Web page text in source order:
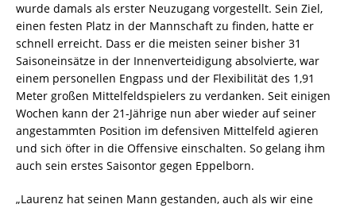
wurde damals als erster Neuzugang vorgestellt. Sein Ziel,
einen festen Platz in der Mannschaft zu finden, hatte er
schnell erreicht. Dass er die meisten seiner bisher 31
Saisoneinsätze in der Innenverteidigung absolvierte, war
einem personellen Engpass und der Flexibilität des 1,91
Meter großen Mittelfeldspielers zu verdanken. Seit einigen
Wochen kann der 21-Jährige nun aber wieder auf seiner
angestammten Position im defensiven Mittelfeld agieren
und sich öfter in die Offensive einschalten. So gelang ihm
auch sein erstes Saisontor gegen Eppelborn.
„Laurenz hat seinen Mann gestanden, auch als wir eine